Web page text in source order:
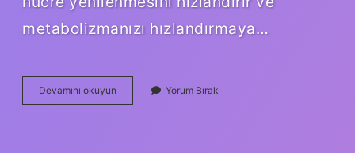
metabolizmanızı hızlandırmaya…
Devamını okuyun
Kahvaltısı
Yorum Bırak